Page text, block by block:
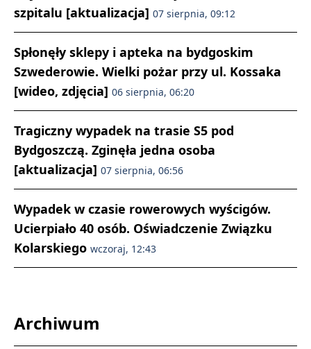
szpitalu [aktualizacja] 07 sierpnia, 09:12
Spłonęły sklepy i apteka na bydgoskim
Szwederowie. Wielki pożar przy ul. Kossaka
[wideo, zdjęcia] 06 sierpnia, 06:20
Tragiczny wypadek na trasie S5 pod
Bydgoszczą. Zginęła jedna osoba
[aktualizacja] 07 sierpnia, 06:56
Wypadek w czasie rowerowych wyścigów.
Ucierpiało 40 osób. Oświadczenie Związku
Kolarskiego wczoraj, 12:43
Archiwum